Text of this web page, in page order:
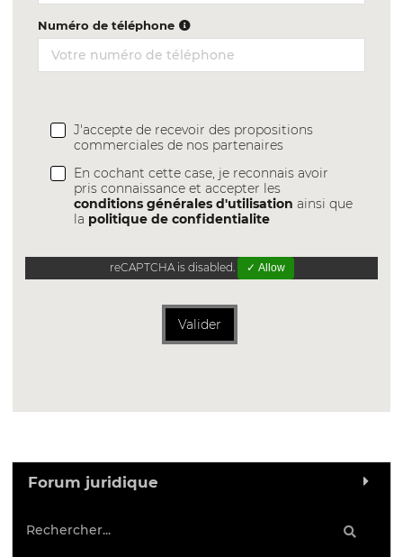
Numéro de téléphone
J'accepte de recevoir des propositions
commerciales de nos partenaires
En cochant cette case, je reconnais avoir
pris connaissance et accepter les
conditions générales d'utilisation ainsi que
la politique de confidentialite
reCAPTCHA is disabled. ✓ Allow
Valider
Forum juridique